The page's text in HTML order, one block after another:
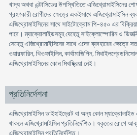
খাদ্য অথবা এন্টাসিডের উপস্থিতিতে এজিথ্রোমাইসিনের
গ্রহণকারী রোগীদের ক্ষেত্রে একইসাথে এজিথ্রোমাইসিন
এজিথ্রোমাইসিনের সাথে সাইটোক্রোম পি-৪৫০ এর
পারে। ম্যাক্রোলাইডসমূহ যেহেতু সাইক্লোস্পোরিন ও
সেহেতু এজিথ্রোমাইসিনের সাথে এদের ব্যবহারের ক্ষেত্রে
ওয়ারফারিন, থিওফাইলিন, কার্বামাজিপিন,
এজিথ্রোমাইসিনের কোন মিথষ্ক্রিয়া নেই।
প্রতিনির্দেশনা
এজিথ্রোমাইসিন ডাইহাইড্রেট বা অন্য কোন ম্যাক্রোলাইড
থাকলে এজিথ্রোমাইসিন প্রতিনির্দেশিত। যকৃতের রোগে
এজিথ্রোমাইসিন প্রতিনির্দেশিত।